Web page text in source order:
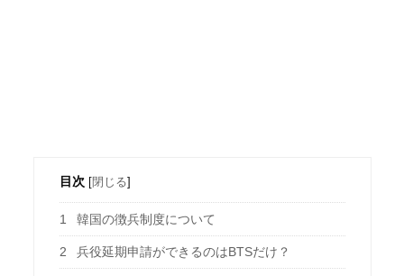
目次 [閉じる]
1 韓国の徴兵制度について
2 兵役延期申請ができるのはBTSだけ？